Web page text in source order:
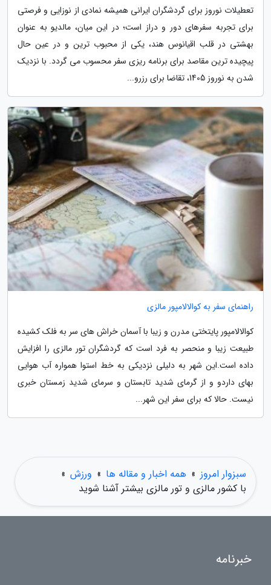
تعطیلات نوروز برای گردشگران ایرانی همیشه نمادی از نوزایی و فرصتی
برای تجربه سفرهای دور و دراز است؛ در این میان، مالدیو به عنوان
بهشتی در قلب اقیانوس هند، یکی از محبوب ترین و در عین حال
پیچیده ترین مقاصد برای برنامه ریزی سفر محسوب می گردد. با نزدیک
شدن به نوروز 1405، تقاضا برای رزرو...
راهنمای سفر به کوالالامپور مالزی
کوالالامپور پایتختی مدرن و زیبا با آسمان خراش های سر به فلک کشیده
طبیعت زیبا و منحصر به فرد است که گردشگران تور مالزی را افزایش
داده است.این شهر به دلیلی نزدیکی به خط استوا همواره آب هوایی
بهای داردو و از گرمای شدید تابستان و سرمای شدید زمستان خبری
نیست. حالا که برای سفر این شهر...
سبزوار امروز » همه اخبار و مقاله ها » ورزش »
با کشور مالزی و تور مالزی بیشتر آشنا شوید
خبرنامه